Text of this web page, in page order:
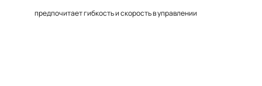
предпочитает гибкость и скорость в управлении